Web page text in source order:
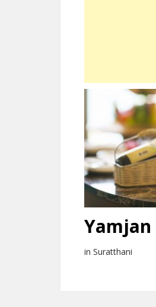
Yamjan
in Suratthani